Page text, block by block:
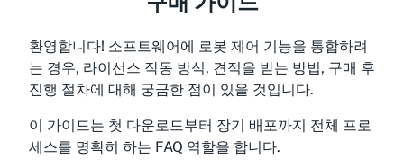
환영합니다! 소프트웨어에 로봇 제어 기능을 통합하려
는 경우, 라이선스 작동 방식, 견적을 받는 방법, 구매 후
진행 절차에 대해 궁금한 점이 있을 것입니다.
이 가이드는 첫 다운로드부터 장기 배포까지 전체 프로
세스를 명확히 하는 FAQ 역할을 합니다.